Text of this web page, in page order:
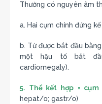
Thường có nguyên âm
a. Hai cụm chính đứng
b. Từ được bắt đầu
một hậu tố bắt
cardiomegaly).
5. Thể kết hợp =
hepat/o; gastr/o)